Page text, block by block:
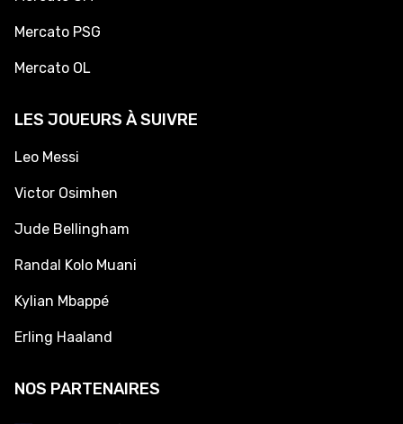
Mercato PSG
Mercato OL
LES JOUEURS À SUIVRE
Leo Messi
Victor Osimhen
Jude Bellingham
Randal Kolo Muani
Kylian Mbappé
Erling Haaland
NOS PARTENAIRES